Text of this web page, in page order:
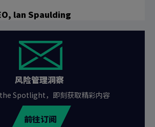
lan Spaulding
风险管理洞察
Spotlight，即刻获取精彩内容
前往订阅